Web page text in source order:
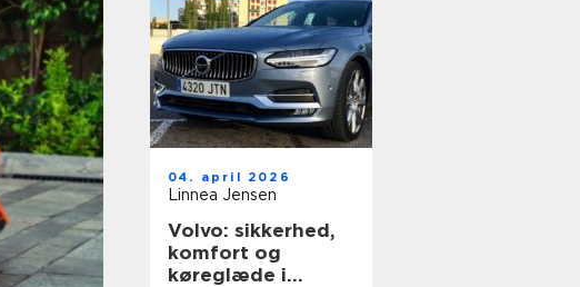
04. april 2026
Linnea Jensen
Volvo: sikkerhed,
komfort og
køreglæde i